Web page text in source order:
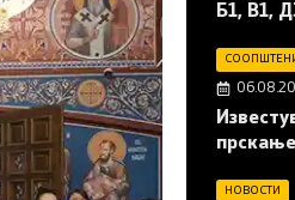
Б1, В1,
НОВОСТИ